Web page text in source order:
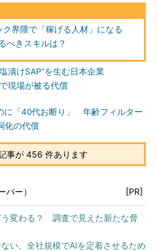
ク界隈で「稼げる人材」になる
べきスキルは？
漬けSAP”を生む日本企業
現場が被る代償
に「40代お断り」 年齢フィルター
化の代償
事が 456 件あります
ー） [PR]
う変わる？ 調査で見えた新たな脅
い、全社規模でAIを定着させるため